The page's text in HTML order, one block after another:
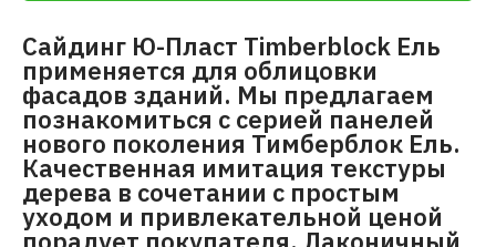
Сайдинг Ю-Пласт Timberblock Ель
применяется для облицовки
фасадов зданий. Мы предлагаем
познакомиться с серией панелей
нового поколения Тимберблок Ель.
Качественная имитация текстуры
дерева в сочетании с простым
уходом и привлекательной ценой